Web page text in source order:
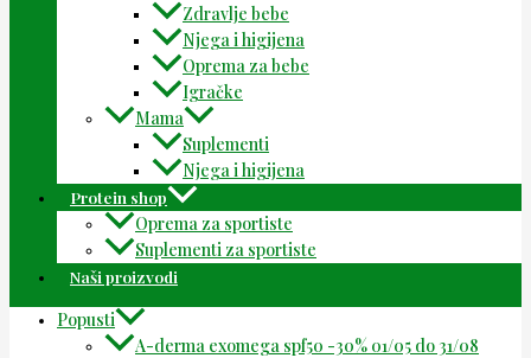
Zdravlje bebe
Njega i higijena
Oprema za bebe
Igračke
Mama
Suplementi
Njega i higijena
Protein shop
Oprema za sportiste
Suplementi za sportiste
Naši proizvodi
Popusti
A-derma exomega spf50 -30% 01/05 do 31/08